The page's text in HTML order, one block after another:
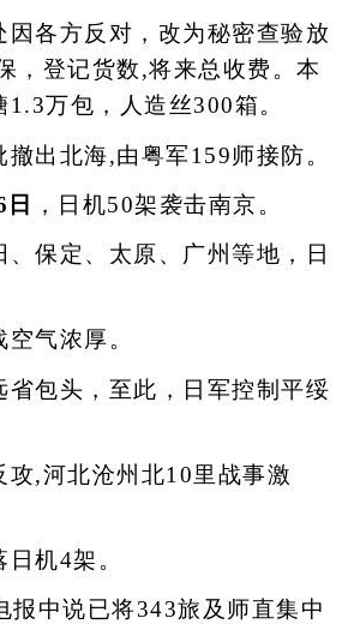
各方反对，改为秘密查验放
，登记货数,将来总收费。本
1.3万包，人造丝300箱。
北海,由粤军159师接防。
，日机50架袭击南京。
保定、太原、广州等地，日
气浓厚。
包头，至此，日军控制平绥
,河北沧州北10里战事激
机4架。
中说已将343旅及师直集中